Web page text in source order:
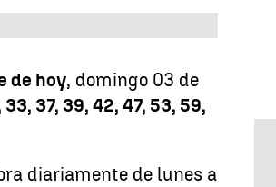
de hoy, domingo 03 de
33, 37, 39, 42, 47, 53, 59,
diariamente de lunes a